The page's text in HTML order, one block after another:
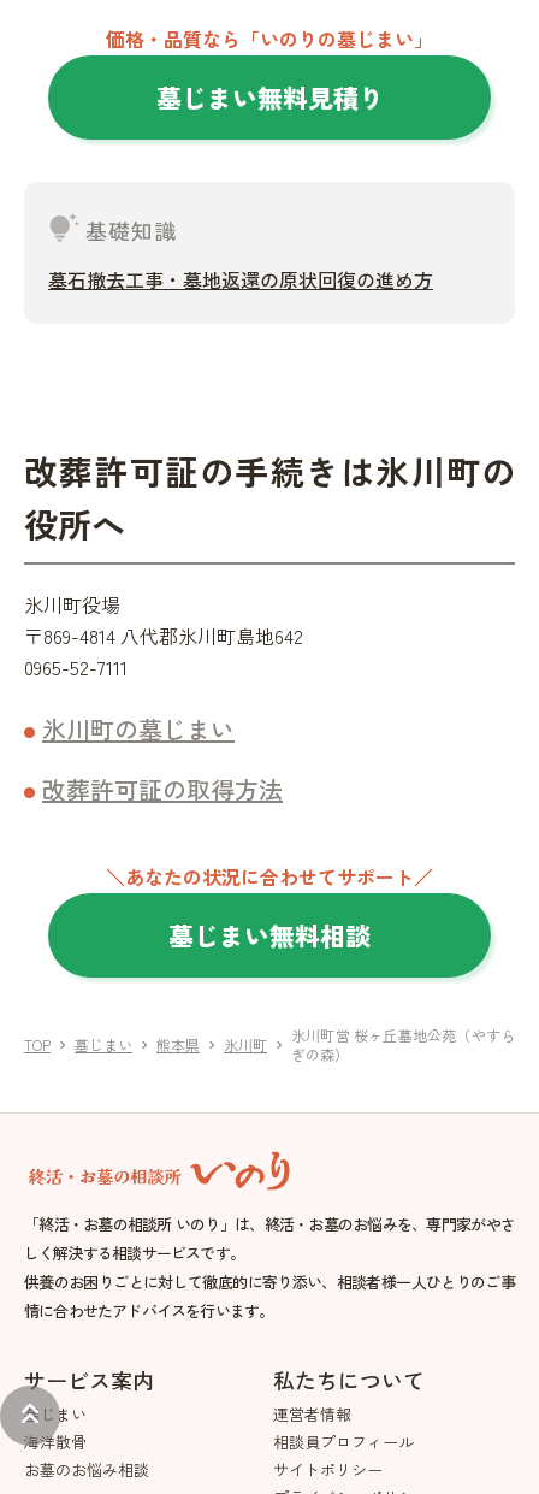
keyboard_double_arrow_up
価格・品質なら「いのりの墓じまい」
墓じまい無料見積り
tips_and_updates基礎知識
墓石撤去工事・墓地返還の原状回復の進め方
改葬許可証の手続きは氷川町の
役所へ
氷川町役場
〒869-4814 八代郡氷川町島地642
0965-52-7111
氷川町の墓じまい
改葬許可証の取得方法
＼あなたの状況に合わせてサポート／
墓じまい無料相談
TOP chevron_right 墓じまい chevron_right 熊本県 chevron_right 氷川町 chevron_right
氷川町営 桜ヶ丘墓地公苑（やすら
ぎの森）
「終活・お墓の相談所 いのり」は、終活・お墓のお悩みを、専門家がやさ
しく解決する相談サービスです。
供養のお困りごとに対して徹底的に寄り添い、相談者様一人ひとりのご事
情に合わせたアドバイスを行います。
サービス案内
墓じまい
海洋散骨
お墓のお悩み相談
私たちについて
運営者情報
相談員プロフィール
サイトポリシー